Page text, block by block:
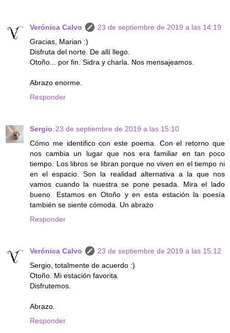
Verónica Calvo
23 de septiembre de 2019 a las 14:19
Gracias, Marian :)
Disfruta del norte. De allí llego.
Otoño... por fin. Sidra y charla. Nos mensajeamos.
Abrazo enorme.
Responder
Sergio 23 de septiembre de 2019 a las 15:10
Cómo me identifico con este poema. Con el retorno que
nos cambia un lugar que nos era familiar en tan poco
tiempo. Los libros se libran porque no viven en el tiempo ni
en el espacio. Son la realidad alternativa a la que nos
vamos cuando la nuestra se pone pesada. Mira el lado
bueno. Estamos en Otoño y en esta estación la poesía
también se siente cómoda. Un abrazo
Responder
Verónica Calvo
23 de septiembre de 2019 a las 15:12
Sergio, totalmente de acuerdo :)
Otoño. Mi estación favorita.
Disfrutemos.
Abrazo.
Responder